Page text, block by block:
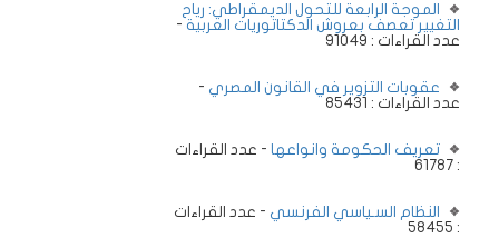
الموجة الرابعة للتحول الديمقراطي: رياح
التغيير تعصف بعروش الدكتاتوريات العربية -
عدد القراءات : 91049
عقوبات التزوير في القانون المصري -
عدد القراءات : 85431
تعريف الحكومة وانواعها - عدد القراءات
: 61787
النظام السـياسي الفرنسي - عدد القراءات
: 58455